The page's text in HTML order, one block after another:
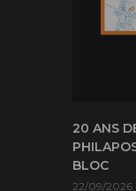
20 ANS
BLOC
22/09/2026